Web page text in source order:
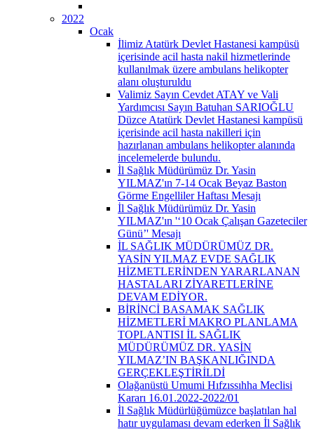
2022
Ocak
İlimiz Atatürk Devlet Hastanesi kampüsü
içerisinde acil hasta nakil hizmetlerinde
kullanılmak üzere ambulans helikopter
alanı oluşturuldu
Valimiz Sayın Cevdet ATAY ve Vali
Yardımcısı Sayın Batuhan SARIOĞLU
Düzce Atatürk Devlet Hastanesi kampüsü
içerisinde acil hasta nakilleri için
hazırlanan ambulans helikopter alanında
incelemelerde bulundu.
İl Sağlık Müdürümüz Dr. Yasin
YILMAZ'ın 7-14 Ocak Beyaz Baston
Görme Engelliler Haftası Mesajı
İl Sağlık Müdürümüz Dr. Yasin
YILMAZ'ın '‘10 Ocak Çalışan Gazeteciler
Günü’' Mesajı
İL SAĞLIK MÜDÜRÜMÜZ DR.
YASİN YILMAZ EVDE SAĞLIK
HİZMETLERİNDEN YARARLANAN
HASTALARI ZİYARETLERİNE
DEVAM EDİYOR.
BİRİNCİ BASAMAK SAĞLIK
HİZMETLERİ MAKRO PLANLAMA
TOPLANTISI İL SAĞLIK
MÜDÜRÜMÜZ DR. YASİN
YILMAZ’IN BAŞKANLIĞINDA
GERÇEKLEŞTİRİLDİ
Olağanüstü Umumi Hıfzıssıhha Meclisi
Kararı 16.01.2022-2022/01
İl Sağlık Müdürlüğümüzce başlatılan hal
hatır uygulaması devam ederken İl Sağlık